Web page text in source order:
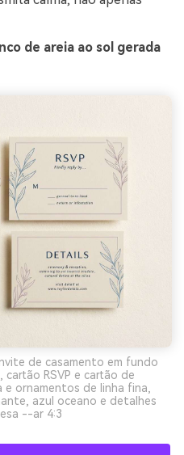
de areia ao sol gerada
de casamento em fundo
RSVP e cartão de
ornamentos de linha fina,
azul oceano e detalhes
--ar 4:3